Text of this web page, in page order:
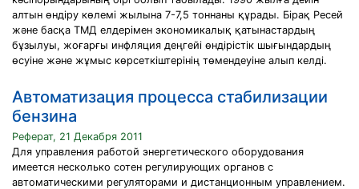
алтын өндіру көлемі жылына 7-7,5 тоннаны құрады. Бірақ Ресей
және басқа ТМД елдерімен экономикалық қатынастардың
бұзылуы, жоғарғы инфляция деңгейі өндірістік шығындардың
өсуіне және жұмыс көрсеткіштерінің төмендеуіне алып келді.
Автоматизация процесса стабилизации
бензина
Реферат, 21 Декабря 2011
Для управления работой энергетического оборудования
имеется несколько сотен регулирующих органов с
автоматическими регуляторами и дистанционным управлением.